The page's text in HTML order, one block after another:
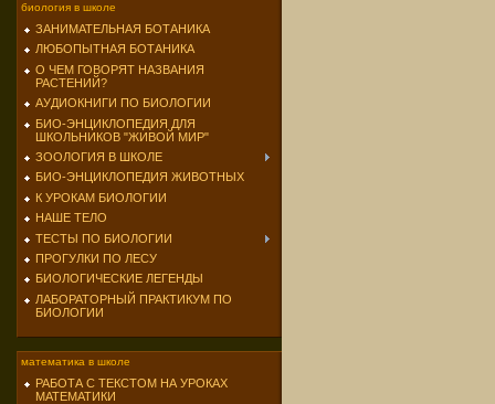
биология в школе
ЗАНИМАТЕЛЬНАЯ БОТАНИКА
ЛЮБОПЫТНАЯ БОТАНИКА
О ЧЕМ ГОВОРЯТ НАЗВАНИЯ
РАСТЕНИЙ?
АУДИОКНИГИ ПО БИОЛОГИИ
БИО-ЭНЦИКЛОПЕДИЯ ДЛЯ
ШКОЛЬНИКОВ "ЖИВОЙ МИР"
ЗООЛОГИЯ В ШКОЛЕ
БИО-ЭНЦИКЛОПЕДИЯ ЖИВОТНЫХ
К УРОКАМ БИОЛОГИИ
НАШЕ ТЕЛО
ТЕСТЫ ПО БИОЛОГИИ
ПРОГУЛКИ ПО ЛЕСУ
БИОЛОГИЧЕСКИЕ ЛЕГЕНДЫ
ЛАБОРАТОРНЫЙ ПРАКТИКУМ ПО
БИОЛОГИИ
математика в школе
РАБОТА С ТЕКСТОМ НА УРОКАХ
МАТЕМАТИКИ